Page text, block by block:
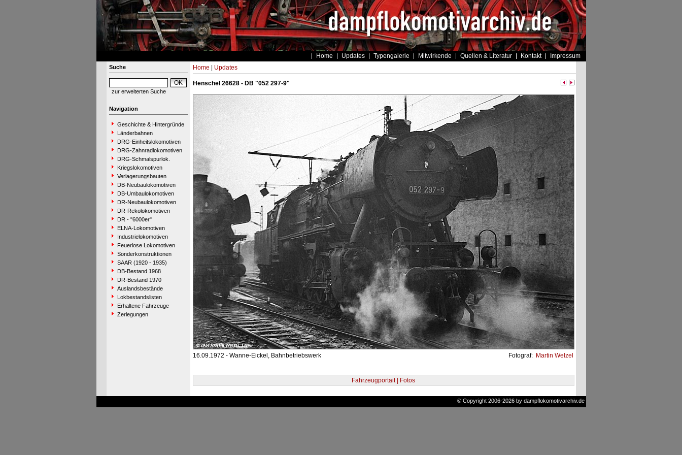
Home Updates Typengalerie Mitwirkende Quellen & Literatur Kontakt Impressum
Suche
zur erweiterten Suche
Navigation
Geschichte & Hintergründe
Länderbahnen
DRG-Einheitslokomotiven
DRG-Zahnradlokomotiven
DRG-Schmalspurlok.
Kriegslokomotiven
Verlagerungsbauten
DB-Neubaulokomotiven
DB-Umbaulokomotiven
DR-Neubaulokomotiven
DR-Rekolokomotiven
DR - "6000er"
ELNA-Lokomotiven
Industrielokomotiven
Feuerlose Lokomotiven
Sonderkonstruktionen
SAAR (1920 - 1935)
DB-Bestand 1968
DR-Bestand 1970
Auslandsbestände
Lokbestandslisten
Erhaltene Fahrzeuge
Zerlegungen
Home Updates
Henschel 26628 - DB "052 297-9"
16.09.1972 - Wanne-Eickel, Bahnbetriebswerk Fotograf: Martin Welzel
Fahrzeugportait | Fotos
© Copyright 2006-2026 by dampflokomotivarchiv.de